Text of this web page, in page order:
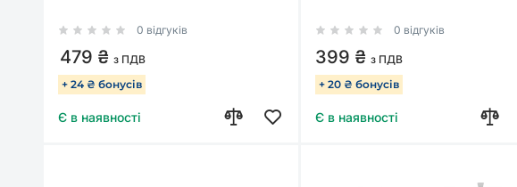
0 відгуків
479 ₴ з ПДВ
+ 24 ₴ бонусів
Є в наявності
0 відгуків
399 ₴ з ПДВ
+ 20 ₴ бонусів
Є в наявності